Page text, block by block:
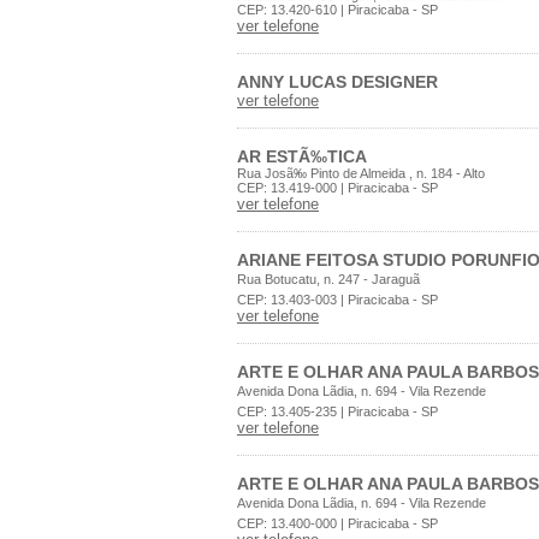
CEP: 13.420-610 | Piracicaba - SP
ver telefone
ANNY LUCAS DESIGNER
ver telefone
AR ESTÃ‰TICA
Rua Josã‰ Pinto de Almeida , n. 184 - Alto
CEP: 13.419-000 | Piracicaba - SP
ver telefone
ARIANE FEITOSA STUDIO PORUNFIO
Rua Botucatu, n. 247 - Jaraguã
CEP: 13.403-003 | Piracicaba - SP
ver telefone
ARTE E OLHAR ANA PAULA
Avenida Dona Lãdia, n. 694 - Vila Rezende
CEP: 13.405-235 | Piracicaba - SP
ver telefone
ARTE E OLHAR ANA PAULA
Avenida Dona Lãdia, n. 694 - Vila Rezende
CEP: 13.400-000 | Piracicaba - SP